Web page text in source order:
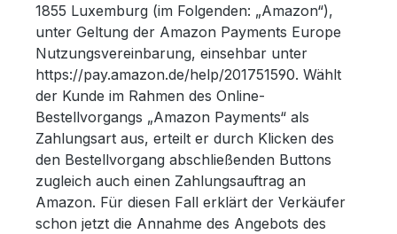
1855 Luxemburg (im Folgenden: „Amazon“),
unter Geltung der Amazon Payments Europe
Nutzungsvereinbarung, einsehbar unter
https://pay.amazon.de/help/201751590. Wählt
der Kunde im Rahmen des Online-
Bestellvorgangs „Amazon Payments“ als
Zahlungsart aus, erteilt er durch Klicken des
den Bestellvorgang abschließenden Buttons
zugleich auch einen Zahlungsauftrag an
Amazon. Für diesen Fall erklärt der Verkäufer
schon jetzt die Annahme des Angebots des